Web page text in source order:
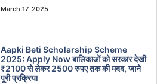
March 17, 2025
Aapki Beti Scholarship Scheme
2025: Apply Now बालिकाओं को सरकार देखी
₹2100 से लेकर 2500 रुपए तक की मदद, जाने
पूरी प्रक्रिया